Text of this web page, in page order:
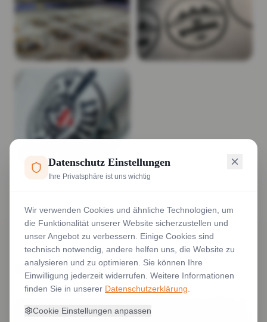
Datenschutz Einstellungen
Ihre Privatsphäre ist uns wichtig
Wir verwenden Cookies und ähnliche Technologien, um
die Funktionalität unserer Website sicherzustellen und
unser Angebot zu verbessern. Einige Cookies sind
technisch notwendig, andere helfen uns, die Website zu
analysieren und zu optimieren. Sie können Ihre
Einwilligung jederzeit widerrufen. Weitere Informationen
finden Sie in unserer Datenschutzerklärung
Cookie Einstellungen anpassen
Weitere Leistungen